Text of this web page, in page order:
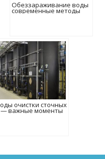
Обеззараживание воды
современные методы
очистки сточных
— важные моменты